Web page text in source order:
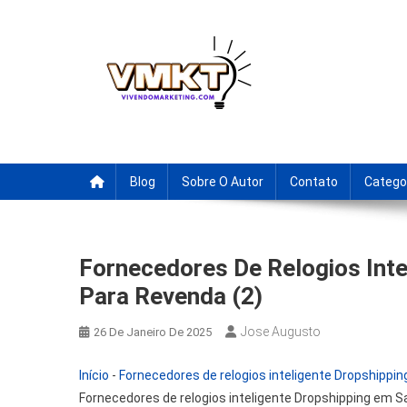
Blog Sobre O Autor Contato
Fornecedores De Relogios
Para Revenda (2)
26 De Janeiro De 2025 Jose Augusto
Início - Fornecedores de relogios inteligente
Fornecedores de relogios inteligente Dropshipping em